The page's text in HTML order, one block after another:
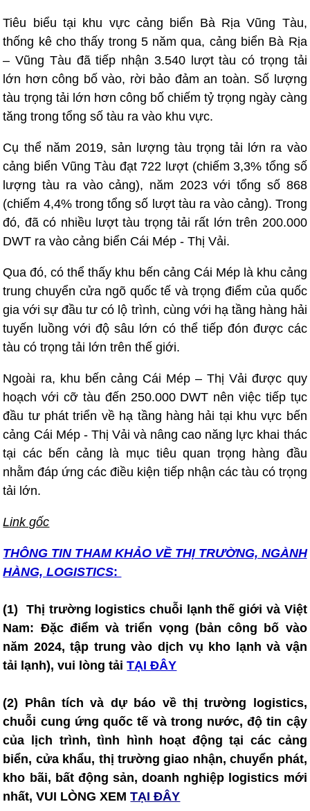
Tiêu biểu tại khu vực cảng biển Bà Rịa Vũng Tàu,
thống kê cho thấy trong 5 năm qua, cảng biển Bà Rịa
– Vũng Tàu đã tiếp nhận 3.540 lượt tàu có trọng tải
lớn hơn công bố vào, rời bảo đảm an toàn. Số lượng
tàu trọng tải lớn hơn công bố chiếm tỷ trọng ngày càng
tăng trong tổng số tàu ra vào khu vực.
Cụ thể năm 2019, sản lượng tàu trọng tải lớn ra vào
cảng biển Vũng Tàu đạt 722 lượt (chiếm 3,3% tổng số
lượng tàu ra vào cảng), năm 2023 với tổng số 868
(chiếm 4,4% trong tổng số lượt tàu ra vào cảng). Trong
đó, đã có nhiều lượt tàu trọng tải rất lớn trên 200.000
DWT ra vào cảng biển Cái Mép - Thị Vải.
Qua đó, có thể thấy khu bến cảng Cái Mép là khu cảng
trung chuyển cửa ngõ quốc tế và trọng điểm của quốc
gia với sự đầu tư có lộ trình, cùng với hạ tầng hàng hải
tuyến luồng với độ sâu lớn có thể tiếp đón được các
tàu có trọng tải lớn trên thế giới.
Ngoài ra, khu bến cảng Cái Mép – Thị Vải được quy
hoạch với cỡ tàu đến 250.000 DWT nên việc tiếp tục
đầu tư phát triển về hạ tầng hàng hải tại khu vực bến
cảng Cái Mép - Thị Vải và nâng cao năng lực khai thác
tại các bến cảng là mục tiêu quan trọng hàng đầu
nhằm đáp ứng các điều kiện tiếp nhận các tàu có trọng
tải lớn.
Link gốc
THÔNG TIN THAM KHẢO VỀ THỊ TRƯỜNG, NGÀNH
HÀNG, LOGISTICS:
(1) Thị trường logistics chuỗi lạnh thế giới và Việt
Nam: Đặc điểm và triển vọng (bản công bố vào
năm 2024, tập trung vào dịch vụ kho lạnh và vận
tải lạnh), vui lòng tảiTẠI ĐÂY
(2) Phân tích và dự báo về thị trường logistics,
chuỗi cung ứng quốc tế và trong nước, độ tin cậy
của lịch trình, tình hình hoạt động tại các cảng
biển, cửa khẩu, thị trường giao nhận, chuyển phát,
kho bãi, bất động sản, doanh nghiệp logistics mới
nhất, VUI LÒNG XEM TẠI ĐÂY